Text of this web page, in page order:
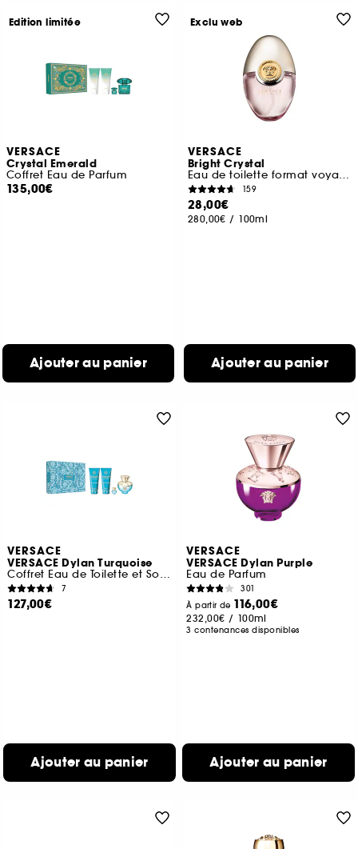
VERSACE
Crystal Emerald
Coffret Eau de Parfum
135,00€
Ajouter au panier
Edition limitée
VERSACE
Bright Crystal
Eau de toilette format voyage
159
28,00€
280,00€ / 100ml
Ajouter au panier
Exclu web
VERSACE
VERSACE Dylan Turquoise
Coffret Eau de Toilette et Soins Parfumés
7
127,00€
Ajouter au panier
VERSACE
VERSACE Dylan Purple
Eau de Parfum
301
À partir de 116,00€
232,00€ / 100ml
3 contenances disponibles
Ajouter au panier